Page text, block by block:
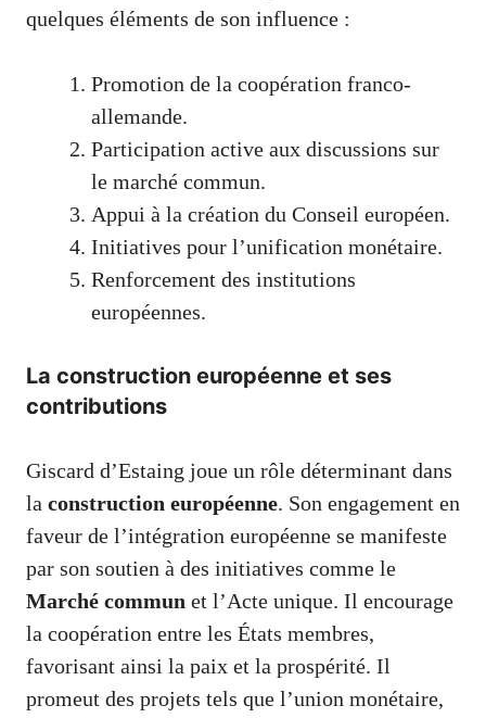
quelques éléments de son influence :
Promotion de la coopération franco-
allemande.
Participation active aux discussions sur
le marché commun.
Appui à la création du Conseil européen.
Initiatives pour l’unification monétaire.
Renforcement des institutions
européennes.
La construction européenne et ses
contributions
Giscard d’Estaing joue un rôle déterminant dans
la construction européenne. Son engagement en
faveur de l’intégration européenne se manifeste
par son soutien à des initiatives comme le
Marché commun et l’Acte unique. Il encourage
la coopération entre les États membres,
favorisant ainsi la paix et la prospérité. Il
promeut des projets tels que l’union monétaire,